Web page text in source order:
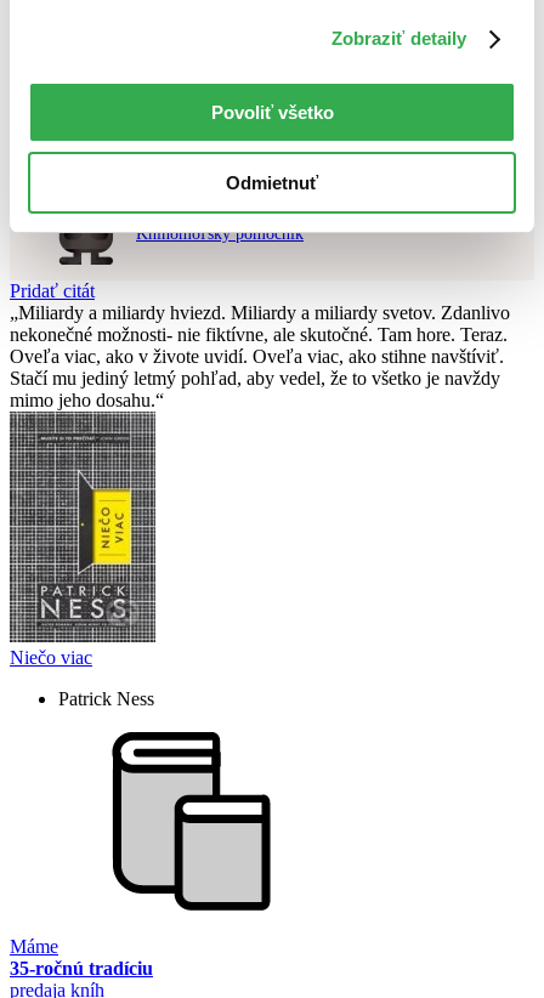
Zobraziť detaily
Povoliť všetko
Odmietnuť
Skúste prosím zmeniť vyhľadávaný výraz.
Chcete poradiť knihu?
Náš pomocník Sherlock vám ju s radosťou vypátra!
Knihomoľský pomocník
Pridať citát
Miliardy a miliardy hviezd. Miliardy a miliardy svetov. Zdanlivo
nekonečné možnosti- nie fiktívne, ale skutočné. Tam hore. Teraz.
Oveľa viac, ako v živote uvidí. Oveľa viac, ako stihne navštíviť.
Stačí mu jediný letmý pohľad, aby vedel, že to všetko je navždy
mimo jeho dosahu.
Niečo viac
Patrick Ness
Máme
35-ročnú tradíciu
predaja kníh